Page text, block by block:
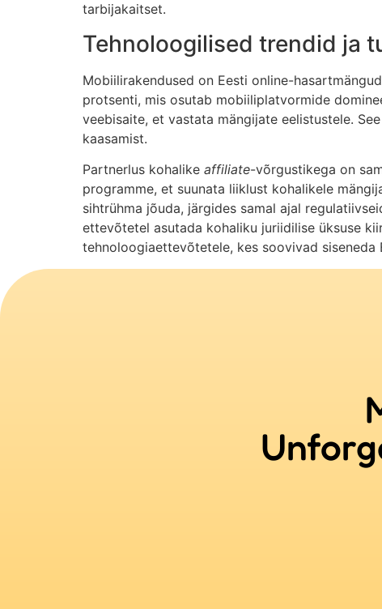
tarbijakaitset.
Tehnoloogilised trendid ja
Mobiilirakendused on Eesti online-
protsenti, mis osutab mobiiliplatvormide
veebisaite, et vastata mängijate eelistustele.
kaasamist.
Partnerlus kohalike affiliate-võrgustikega on
programme, et suunata liiklust kohalikele
sihtrühma jõuda, järgides samal ajal
ettevõtetel asutada kohaliku juriidilise üksuse
tehnoloogiaettevõtetele, kes soovivad siseneda